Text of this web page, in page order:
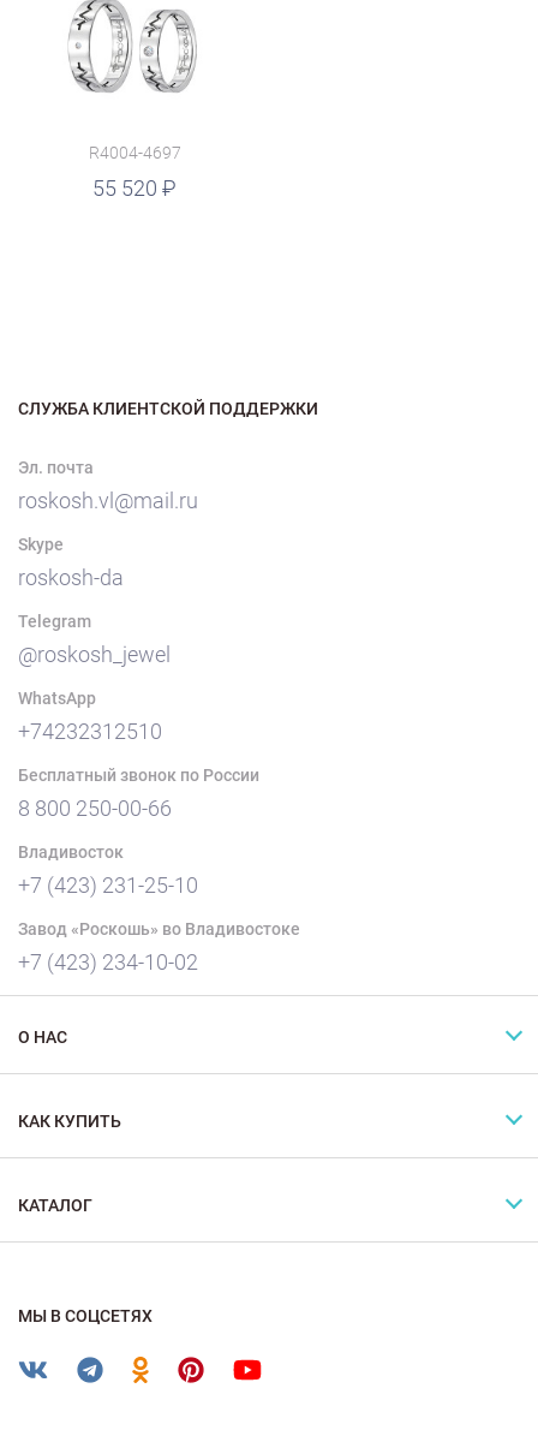
R4004-4697
55 520
СЛУЖБА КЛИЕНТСКОЙ ПОДДЕРЖКИ
Эл. почта
roskosh.vl@mail.ru
Skype
roskosh-da
Telegram
@roskosh_jewel
WhatsApp
+74232312510
Бесплатный звонок по России
8 800 250-00-66
Владивосток
+7 (423) 231-25-10
Завод «Роскошь» во Владивостоке
+7 (423) 234-10-02
О НАС
КАК КУПИТЬ
КАТАЛОГ
МЫ В СОЦСЕТЯХ